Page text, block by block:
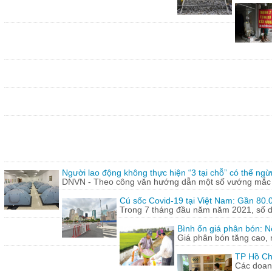
Người lao động không thực hiện “3 tại chỗ” có thể
DNVN - Theo công văn hướng dẫn một số vướng
Cú sốc Covid-19 tại Việt Nam: Gần
Trong 7 tháng đầu năm năm 2021, số
Bình ổn giá phân bón:
Giá phân bón tăng
TP Hồ
Các